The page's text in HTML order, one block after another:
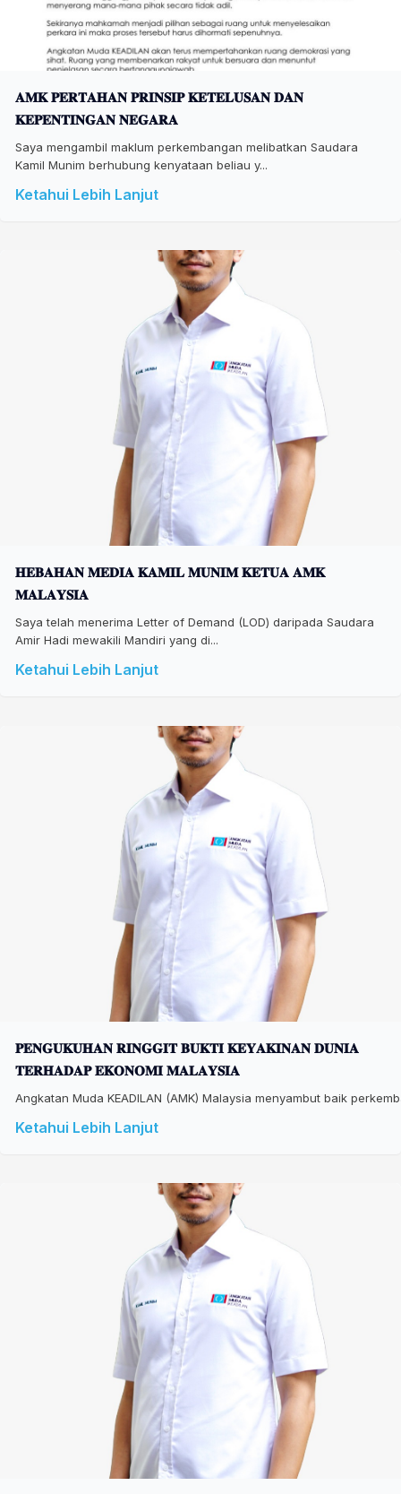
𝐀𝐌𝐊 𝐏𝐄𝐑𝐓𝐀𝐇𝐀𝐍 𝐏𝐑𝐈𝐍𝐒𝐈𝐏 𝐊𝐄𝐓𝐄𝐋𝐔𝐒𝐀𝐍 𝐃𝐀𝐍
𝐊𝐄𝐏𝐄𝐍𝐓𝐈𝐍𝐆𝐀𝐍 𝐍𝐄𝐆𝐀𝐑𝐀
Saya mengambil maklum perkembangan melibatkan Saudara
Kamil Munim berhubung kenyataan beliau y...
Ketahui Lebih Lanjut
𝐇𝐄𝐁𝐀𝐇𝐀𝐍 𝐌𝐄𝐃𝐈𝐀 𝐊𝐀𝐌𝐈𝐋 𝐌𝐔𝐍𝐈𝐌 𝐊𝐄𝐓𝐔𝐀 𝐀𝐌𝐊
𝐌𝐀𝐋𝐀𝐘𝐒𝐈𝐀
Saya telah menerima Letter of Demand (LOD) daripada Saudara
Amir Hadi mewakili Mandiri yang di...
Ketahui Lebih Lanjut
𝐏𝐄𝐍𝐆𝐔𝐊𝐔𝐇𝐀𝐍 𝐑𝐈𝐍𝐆𝐆𝐈𝐓 𝐁𝐔𝐊𝐓𝐈 𝐊𝐄𝐘𝐀𝐊𝐈𝐍𝐀𝐍 𝐃𝐔𝐍𝐈𝐀
𝐓𝐄𝐑𝐇𝐀𝐃𝐀𝐏 𝐄𝐊𝐎𝐍𝐎𝐌𝐈 𝐌𝐀𝐋𝐀𝐘𝐒𝐈𝐀
Angkatan Muda KEADILAN (AMK) Malaysia menyambut baik
Ketahui Lebih Lanjut